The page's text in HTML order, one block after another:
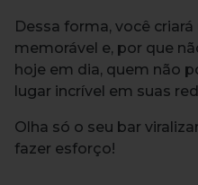
Dessa forma, você
memorável e, por que
hoje em dia, quem não
lugar incrível em suas
Olha só o seu bar
fazer esforço!